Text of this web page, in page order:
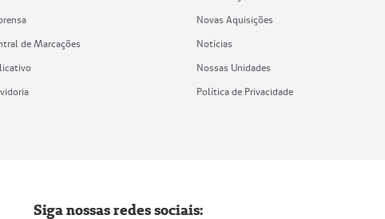
de Marcações
Novas Aquisições
Notícias
Nossas Unidades
Política de Privacidade
Siga nossas redes sociais: